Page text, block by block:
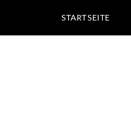
STARTSEITE